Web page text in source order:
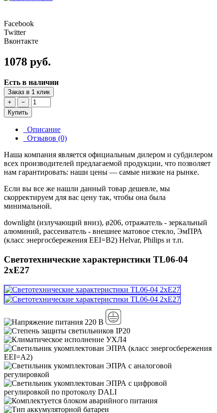
Facebook
Twitter
Вконтакте
1078 руб.
Есть в наличии
Заказ в 1 клик
+
−
Купить
Описание
Отзывов (0)
Наша компания является официальным дилером и субдилером
всех производителей предлагаемой продукции, что позволяет
нам гарантировать: наши цены — самые низкие на рынке.
Если вы все же нашли данный товар дешевле, мы
скорректируем для вас цену так, чтобы она была
минимальной.
downlight (излучающий вниз), ø206, отражатель - зеркальный
алюминий, рассеиватель - внешнее матовое стекло, ЭмПРА
(класс энергосбережения EEI=B2) Helvar, Philips и т.п.
Светотехнические характеристики TL06-04
2xE27